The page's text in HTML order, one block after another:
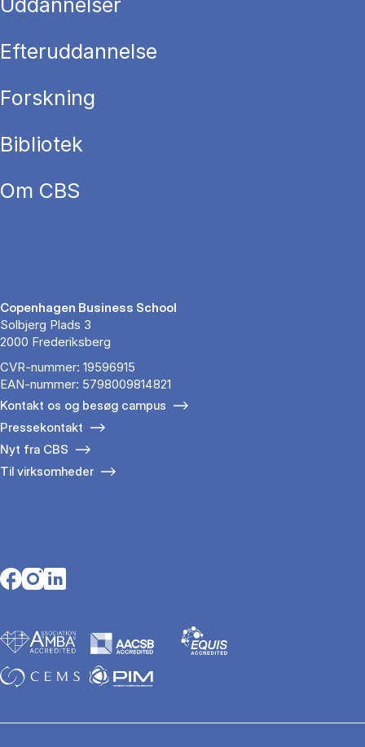
Efteruddannelse
Forskning
Bibliotek
Om CBS
Copenhagen Business School
Solbjerg Plads 3
2000 Frederiksberg
CVR-nummer: 19596915
EAN-nummer: 5798009814821
Kontakt os og besøg campus
Pressekontakt
Nyt fra CBS
Til virksomheder
Opens in a new tab
Opens in a new tab
Opens in a new tab